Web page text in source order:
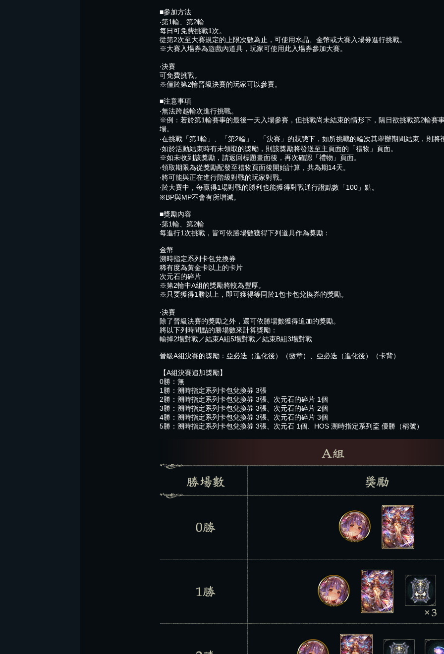
■參加方法
‧第1輪、第2輪
每日可免費挑戰1次。
從第2次至大賽規定的上限次數為止，可使用水晶、金幣或大賽入場券進行挑戰。
※大賽入場券為遊戲內道具，玩家可使用此入場券參加大賽。
‧決賽
可免費挑戰。
※僅於第2輪晉級決賽的玩家可以參賽。
■注意事項
‧無法跨越輪次進行挑戰。
※例：若於第1輪賽事的最後一天入場參賽，但挑戰尚未結束的情形下，隔日欲挑戰第2輪賽
場。
‧在挑戰「第1輪」、「第2輪」、「決賽」的狀態下，如所挑戰的輪次其舉辦期間結束，則將
‧如於活動結束時有未領取的獎勵，則該獎勵將發送至主頁面的「禮物」頁面。
※如未收到該獎勵，請返回標題畫面後，再次確認「禮物」頁面。
‧領取期限為從獎勵配發至禮物頁面後開始計算，共為期14天。
‧將可能與正在進行階級對戰的玩家對戰。
‧於大賽中，每贏得1場對戰的勝利也能獲得對戰通行證點數「100」點。
※BP與MP不會有所增減。
■獎勵內容
‧第1輪、第2輪
每進行1次挑戰，皆可依勝場數獲得下列道具作為獎勵：
金幣
溯時指定系列卡包兌換券
稀有度為黃金卡以上的卡片
次元石的碎片
※第2輪中A組的獎勵將較為豐厚。
※只要獲得1勝以上，即可獲得等同於1包卡包兌換券的獎勵。
‧決賽
除了晉級決賽的獎勵之外，還可依勝場數獲得追加的獎勵。
將以下列時間點的勝場數來計算獎勵：
輸掉2場對戰／結束A組5場對戰／結束B組3場對戰
晉級A組決賽的獎勵：亞必迭（進化後）（徽章）、亞必迭（進化後）（卡背）
【A組決賽追加獎勵】
0勝：無
1勝：溯時指定系列卡包兌換券 3張
2勝：溯時指定系列卡包兌換券 3張、次元石的碎片 1個
3勝：溯時指定系列卡包兌換券 3張、次元石的碎片 2個
4勝：溯時指定系列卡包兌換券 3張、次元石的碎片 3個
5勝：溯時指定系列卡包兌換券 3張、次元石 1個、HOS 溯時指定系列盃 優勝（稱號）